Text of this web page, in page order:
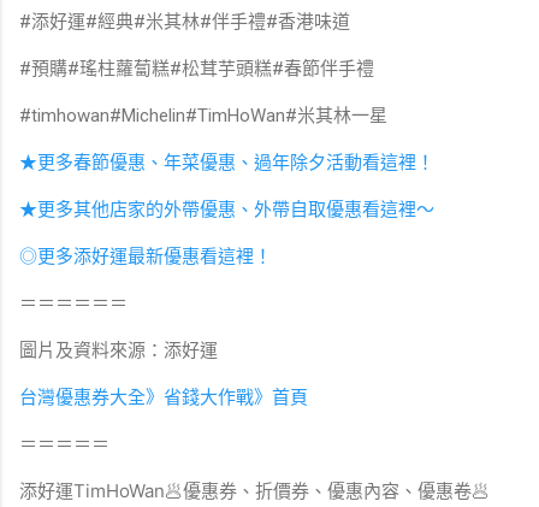
#添好運#經典#米其林#伴手禮#香港味道
#預購#瑤柱蘿蔔糕#松茸芋頭糕#春節伴手禮
#timhowan#Michelin#TimHoWan#米其林一星
★更多春節優惠、年菜優惠、過年除夕活動看這裡！
★更多其他店家的外帶優惠、外帶自取優惠看這裡～
◎更多添好運最新優惠看這裡！
＝＝＝＝＝＝
圖片及資料來源：添好運
台灣優惠券大全》省錢大作戰》首頁
＝＝＝＝＝
添好運TimHoWan🥟優惠券、折價券、優惠內容、優惠卷🥟